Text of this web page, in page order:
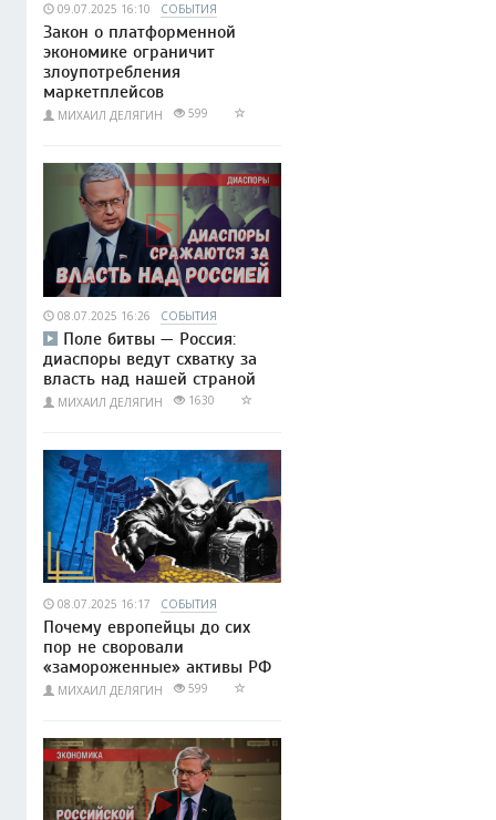
09.07.2025 16:10 СОБЫТИЯ
Закон о платформенной
экономике ограничит
злоупотребления
маркетплейсов
МИХАИЛ ДЕЛЯГИН 599
08.07.2025 16:26 СОБЫТИЯ
Поле битвы — Россия:
диаспоры ведут схватку за
власть над нашей страной
МИХАИЛ ДЕЛЯГИН 1630
08.07.2025 16:17 СОБЫТИЯ
Почему европейцы до сих
пор не своровали
«замороженные» активы РФ
МИХАИЛ ДЕЛЯГИН 599